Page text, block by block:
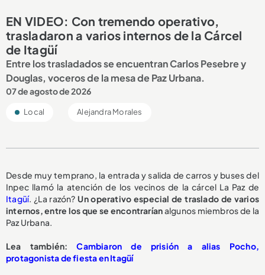
EN VIDEO: Con tremendo operativo,
trasladaron a varios internos de la Cárcel
de Itagüí
Entre los trasladados se encuentran Carlos Pesebre y
Douglas, voceros de la mesa de Paz Urbana.
07 de agosto de 2026
Local Alejandra Morales
Desde muy temprano, la entrada y salida de carros y buses del
Inpec llamó la atención de los vecinos de la cárcel La Paz de
Itagüí. ¿La razón? Un operativo especial de traslado de varios
internos, entre los que se encontraríanalgunos miembros de la
Paz Urbana.
Lea también:Cambiaron de prisión a alias Pocho,
protagonista de fiesta en Itagüí